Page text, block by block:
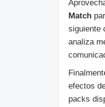
Match
siguiente
analiza
efectos
packs